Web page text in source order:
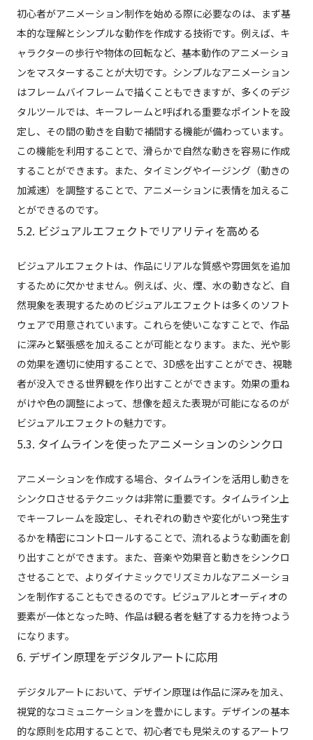
初心者がアニメーション制作を始める際に必要なのは、まず基
本的な理解とシンプルな動作を作成する技術です。例えば、キ
ャラクターの歩行や物体の回転など、基本動作のアニメーショ
ンをマスターすることが大切です。シンプルなアニメーション
はフレームバイフレームで描くこともできますが、多くのデジ
タルツールでは、キーフレームと呼ばれる重要なポイントを設
定し、その間の動きを自動で補間する機能が備わっています。
この機能を利用することで、滑らかで自然な動きを容易に作成
することができます。また、タイミングやイージング（動きの
加減速）を調整することで、アニメーションに表情を加えるこ
とができるのです。
5.2. ビジュアルエフェクトでリアリティを高める
ビジュアルエフェクトは、作品にリアルな質感や雰囲気を追加
するために欠かせません。例えば、火、煙、水の動きなど、自
然現象を表現するためのビジュアルエフェクトは多くのソフト
ウェアで用意されています。これらを使いこなすことで、作品
に深みと緊張感を加えることが可能となります。また、光や影
の効果を適切に使用することで、3D感を出すことができ、視聴
者が没入できる世界観を作り出すことができます。効果の重ね
がけや色の調整によって、想像を超えた表現が可能になるのが
ビジュアルエフェクトの魅力です。
5.3. タイムラインを使ったアニメーションのシンクロ
アニメーションを作成する場合、タイムラインを活用し動きを
シンクロさせるテクニックは非常に重要です。タイムライン上
でキーフレームを設定し、それぞれの動きや変化がいつ発生す
るかを精密にコントロールすることで、流れるような動画を創
り出すことができます。また、音楽や効果音と動きをシンクロ
させることで、よりダイナミックでリズミカルなアニメーショ
ンを制作することもできるのです。ビジュアルとオーディオの
要素が一体となった時、作品は観る者を魅了する力を持つよう
になります。
6. デザイン原理をデジタルアートに応用
デジタルアートにおいて、デザイン原理は作品に深みを加え、
視覚的なコミュニケーションを豊かにします。デザインの基本
的な原則を応用することで、初心者でも見栄えのするアートワ